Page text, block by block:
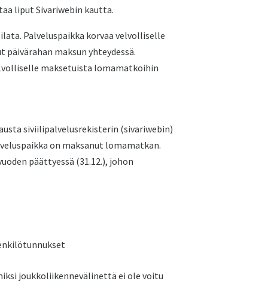
liput Sivariwebin kautta.
Palveluspaikka korvaa velvolliselle
maksun yhteydessä.
maksetuista lomamatkoihin
siviilipalvelusrekisterin (sivariwebin)
on maksanut lomamatkan.
päättyessä (31.12.), johon
joukkoliikennevälinettä ei ole voitu